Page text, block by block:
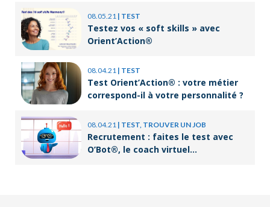
08.05.21 | TEST
Testez vos « soft skills » avec
Orient’Action®
08.04.21 | TEST
Test Orient’Action® : votre métier
correspond-il à votre personnalité ?
08.04.21 | TEST, TROUVER UN JOB
Recrutement : faites le test avec
O’Bot®, le coach virtuel